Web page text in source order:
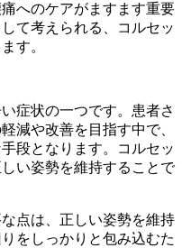
へのケアがますます重要
て考えられる、コルセッ
す。
症状の一つです。患者さ
減や改善を目指す中で、
段となります。コルセッ
い姿勢を維持することで
点は、正しい姿勢を維持
をしっかりと包み込むた